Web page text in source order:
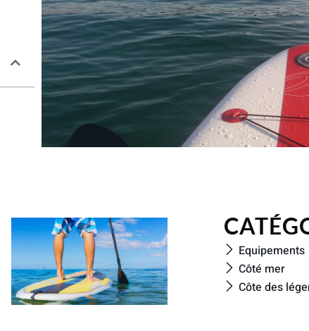
Equipements
Côté mer
Côte des